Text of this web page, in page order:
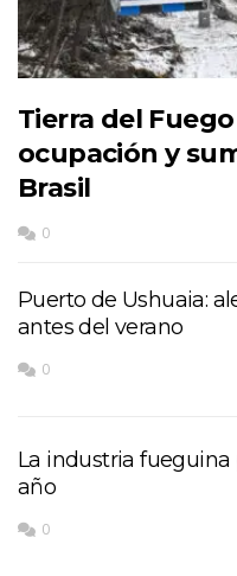
Tierra del
ocupación y
Brasil
0
Puerto de Ushuaia:
antes del verano
0
La industria fueguina
año
0